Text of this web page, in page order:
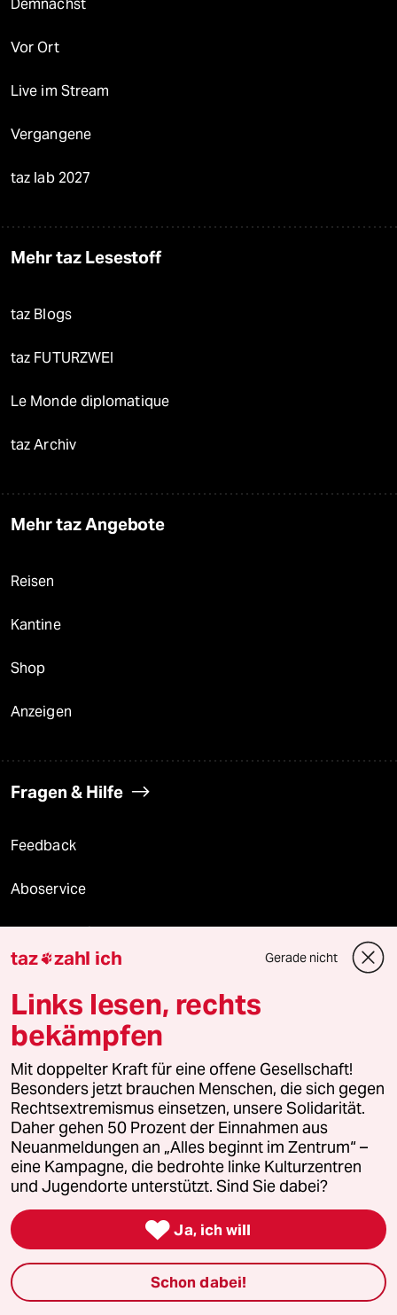
Demnächst
Vor Ort
Live im Stream
Vergangene
taz lab 2027
Mehr taz Lesestoff
taz Blogs
taz FUTURZWEI
Le Monde diplomatique
taz Archiv
Mehr taz Angebote
Reisen
Kantine
Shop
Anzeigen
Fragen & Hilfe
Feedback
Aboservice
ePaper Login
© 2026 taz Verlags und Vertriebs GmbH
Alle Rechte vorbehalten. Bei rechtlichen Fragen oder für Genehmigungen
wenden Sie sich bitte anlizenzen@taz.de
Feedback Redaktionsstatut Kommune-Richtlinien
Leitlinie Informant Datenschutz Impressum AGB
Seitenwende Einwilligungen widerrufen (Ads)
taz zahl ich Gerade nicht
Links lesen, rechts
bekämpfen
Mit doppelter Kraft für eine offene Gesellschaft!
Besonders jetzt brauchen Menschen, die sich gegen
Rechtsextremismus einsetzen, unsere Solidarität.
Daher gehen 50 Prozent der Einnahmen aus
Neuanmeldungen an „Alles beginnt im Zentrum“ –
eine Kampagne, die bedrohte linke Kulturzentren
und Jugendorte unterstützt. Sind Sie dabei?
 Ja, ich will
Schon dabei!